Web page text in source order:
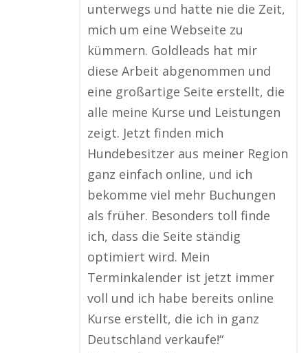
unterwegs und hatte nie die Zeit,
mich um eine Webseite zu
kümmern. Goldleads hat mir
diese Arbeit abgenommen und
eine großartige Seite erstellt, die
alle meine Kurse und Leistungen
zeigt. Jetzt finden mich
Hundebesitzer aus meiner Region
ganz einfach online, und ich
bekomme viel mehr Buchungen
als früher. Besonders toll finde
ich, dass die Seite ständig
optimiert wird. Mein
Terminkalender ist jetzt immer
voll und ich habe bereits online
Kurse erstellt, die ich in ganz
Deutschland verkaufe!“